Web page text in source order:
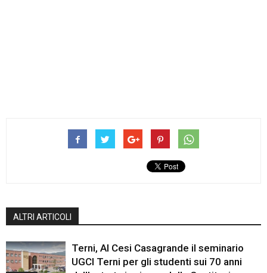
ALTRI ARTICOLI
Terni, Al Cesi Casagrande il seminario
UGCI Terni per gli studenti sui 70 anni